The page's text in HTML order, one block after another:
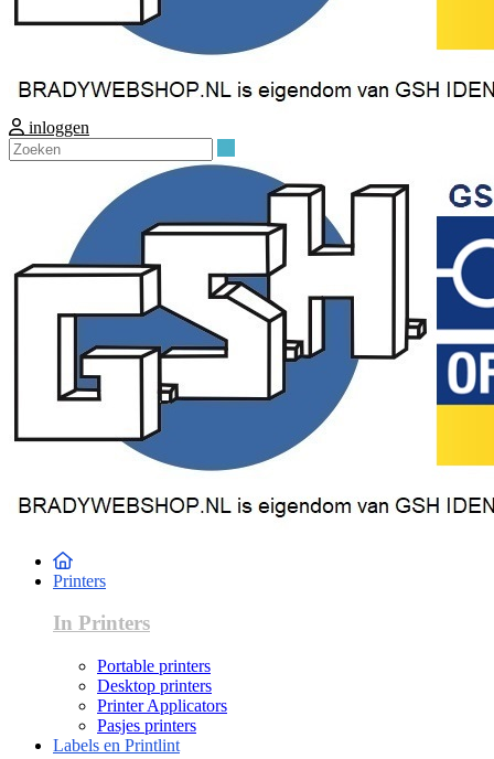
inloggen
Printers
In Printers
Portable printers
Desktop printers
Printer Applicators
Pasjes printers
Labels en Printlint